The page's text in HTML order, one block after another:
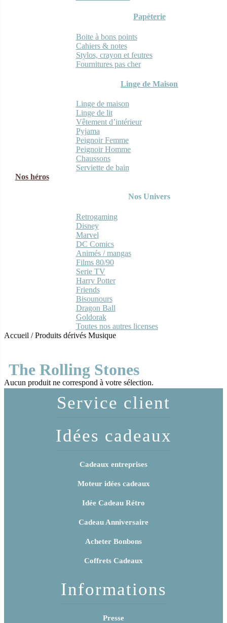
Papèterie
Boite à bons points
Cahiers & notes
Stylos, crayon et feutres
Fournitures pas cher
Linge de Maison
Linge de maison
Linge de lit
Vêtement d’intérieur
Pyjama
Peignoir Femme
Peignoir Homme
Chaussons
Serviette de bain
Nos héros
Nos Univers
Retrogaming
Disney
Marvel
DC Comics
Animés / mangas
Films 80/90
Serie TV
Harry Potter
Friends
Bisounours
Dragon Ball
Goldorak
Toutes nos autres licenses
Accueil /Produits dérivés Musique
The Rolling Stones
Aucun produit ne correspond à votre sélection.
Service client
Idées cadeaux
Cadeaux entreprises
Moteur idées cadeaux
Idée Cadeau Rétro
Cadeau Anniversaire
Acheter Bonbons
Coffrets Cadeaux
Informations
Presse